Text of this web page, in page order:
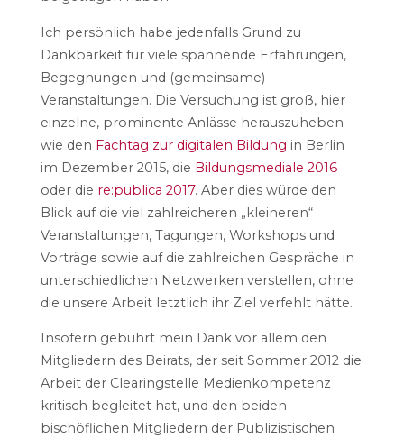
Ich persönlich habe jedenfalls Grund zu
Dankbarkeit für viele spannende Erfahrungen,
Begegnungen und (gemeinsame)
Veranstaltungen. Die Versuchung ist groß, hier
einzelne, prominente Anlässe herauszuheben
wie den Fachtag zur digitalen Bildung in Berlin
im Dezember 2015, die Bildungsmediale 2016
oder die re:publica 2017. Aber dies würde den
Blick auf die viel zahlreicheren „kleineren“
Veranstaltungen, Tagungen, Workshops und
Vorträge sowie auf die zahlreichen Gespräche in
unterschiedlichen Netzwerken verstellen, ohne
die unsere Arbeit letztlich ihr Ziel verfehlt hätte.
Insofern gebührt mein Dank vor allem den
Mitgliedern des Beirats, der seit Sommer 2012 die
Arbeit der Clearingstelle Medienkompetenz
kritisch begleitet hat, und den beiden
bischöflichen Mitgliedern der Publizistischen